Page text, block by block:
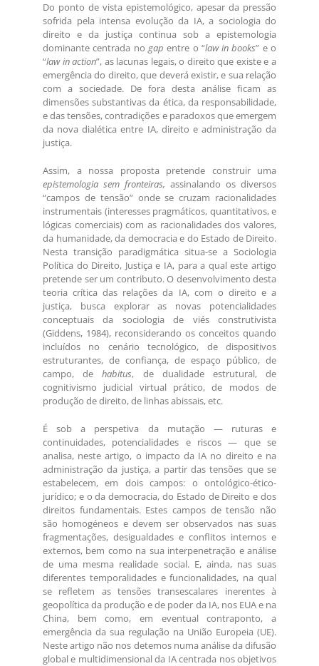
Do ponto de vista epistemológico, apesar da pressão
sofrida pela intensa evolução da IA, a sociologia do
direito e da justiça continua sob a epistemologia
dominante centrada no gap entre o “law in books” e o
“law in action”, as lacunas legais, o direito que existe e a
emergência do direito, que deverá existir, e sua relação
com a sociedade. De fora desta análise ficam as
dimensões substantivas da ética, da responsabilidade,
e das tensões, contradições e paradoxos que emergem
da nova dialética entre IA, direito e administração da
justiça.
Assim, a nossa proposta pretende construir uma
epistemologia sem fronteiras, assinalando os diversos
“campos de tensão” onde se cruzam racionalidades
instrumentais (interesses pragmáticos, quantitativos, e
lógicas comerciais) com as racionalidades dos valores,
da humanidade, da democracia e do Estado de Direito.
Nesta transição paradigmática situa-se a Sociologia
Política do Direito, Justiça e IA, para a qual este artigo
pretende ser um contributo. O desenvolvimento desta
teoria crítica das relações da IA, com o direito e a
justiça, busca explorar as novas potencialidades
conceptuais da sociologia de viés construtivista
(Giddens, 1984), reconsiderando os conceitos quando
incluídos no cenário tecnológico, de dispositivos
estruturantes, de confiança, de espaço público, de
campo, dehabitus, de dualidade estrutural, de
cognitivismo judicial virtual prático, de modos de
produção de direito, de linhas abissais, etc.
É sob a perspetiva da mutação — ruturas e
continuidades, potencialidades e riscos — que se
analisa, neste artigo, o impacto da IA no direito e na
administração da justiça, a partir das tensões que se
estabelecem, em dois campos: o ontológico-ético-
jurídico; e o da democracia, do Estado de Direito e dos
direitos fundamentais. Estes campos de tensão não
são homogéneos e devem ser observados nas suas
fragmentações, desigualdades e conflitos internos e
externos, bem como na sua interpenetração e análise
de uma mesma realidade social. E, ainda, nas suas
diferentes temporalidades e funcionalidades, na qual
se refletem as tensões transescalares inerentes à
geopolítica da produção e de poder da IA, nos EUA e na
China, bem como, em eventual contraponto, a
emergência da sua regulação na União Europeia (UE).
Neste artigo não nos detemos numa análise da difusão
global e multidimensional da IA centrada nos objetivos